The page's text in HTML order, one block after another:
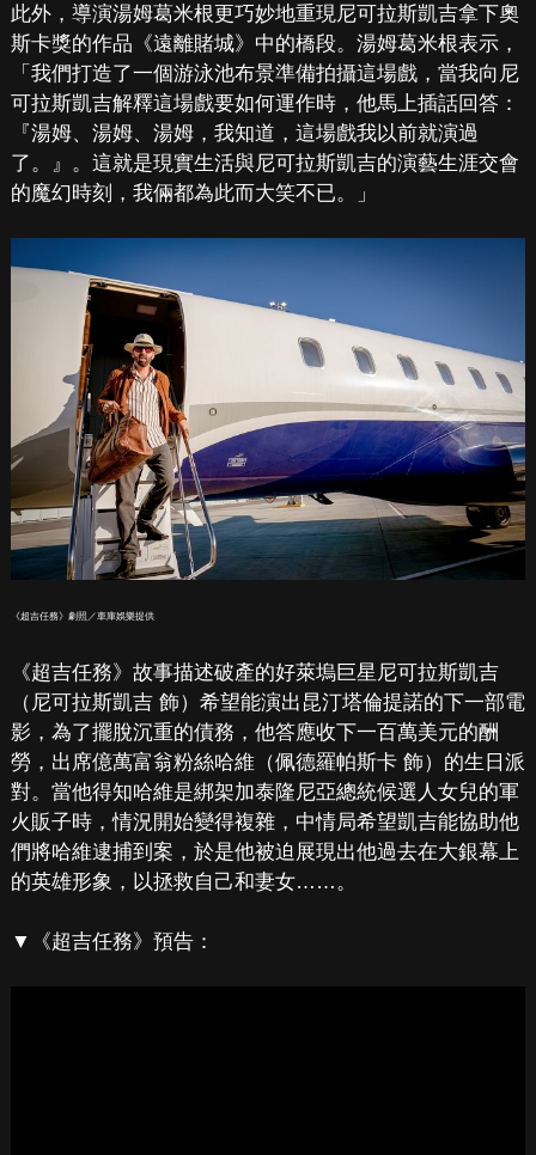
此外，導演湯姆葛米根更巧妙地重現尼可拉斯凱吉拿下奧
斯卡獎的作品《遠離賭城》中的橋段。湯姆葛米根表示，
「我們打造了一個游泳池布景準備拍攝這場戲，當我向尼
可拉斯凱吉解釋這場戲要如何運作時，他馬上插話回答：
『湯姆、湯姆、湯姆，我知道，這場戲我以前就演過
了。』。這就是現實生活與尼可拉斯凱吉的演藝生涯交會
的魔幻時刻，我倆都為此而大笑不已。」
《超吉任務》劇照／車庫娛樂提供
《超吉任務》故事描述破產的好萊塢巨星尼可拉斯凱吉
（尼可拉斯凱吉 飾）希望能演出昆汀塔倫提諾的下一部電
影，為了擺脫沉重的債務，他答應收下一百萬美元的酬
勞，出席億萬富翁粉絲哈維（佩德羅帕斯卡 飾）的生日派
對。當他得知哈維是綁架加泰隆尼亞總統候選人女兒的軍
火販子時，情況開始變得複雜，中情局希望凱吉能協助他
們將哈維逮捕到案，於是他被迫展現出他過去在大銀幕上
的英雄形象，以拯救自己和妻女……。
▼《超吉任務》預告：